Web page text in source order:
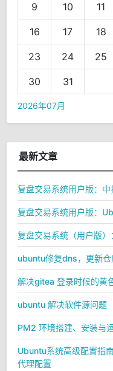
9 10 11
16 17 18
23 24 25
30 31
2026年07月
最新文章
复盘交易系统用户版：
复盘交易系统用户版：
复盘交易系统（用户版
ubuntu修复dns，更新仓
解决gitea 登录时候的黄
ubuntu 解决软件源问题
PM2 环境搭建、安装与
Ubuntu系统高级配置指
代理配置